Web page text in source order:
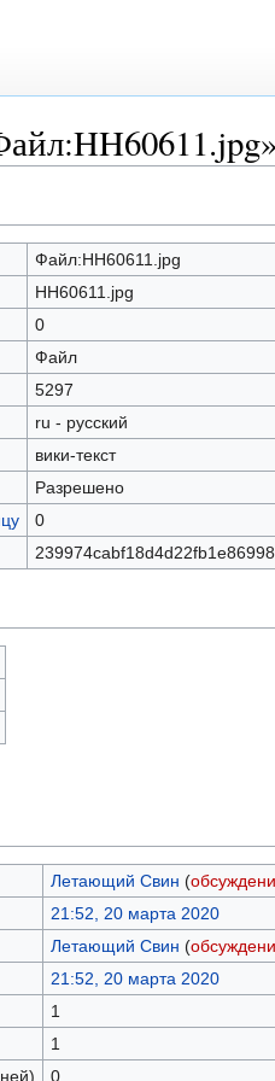
Файл:HH60611.jpg
HH60611.jpg
0
Файл
5297
ru - русский
вики-текст
Разрешено
0
Летающий Свин (
21:52, 20 марта 2020
Летающий Свин (
21:52, 20 марта 2020
1
1
0